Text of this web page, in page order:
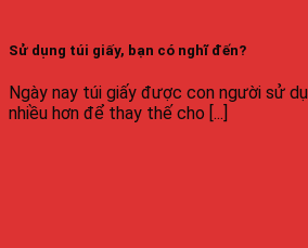
Sử dụng túi giấy, bạn có nghĩ đến?
Ngày nay túi giấy được con người sử
nhiều hơn để thay thế cho [...]